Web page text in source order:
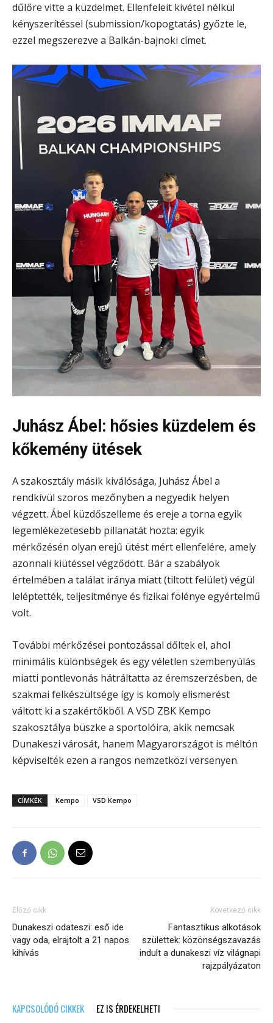
dűlőre vitte a küzdelmet. Ellenfeleit kivétel nélkül
kényszerítéssel (submission/kopogtatás) győzte le,
ezzel megszerezve a Balkán-bajnoki címet.
Juhász Ábel: hősies küzdelem és
kőkemény ütések
A szakosztály másik kiválósága, Juhász Ábel a
rendkívül szoros mezőnyben a negyedik helyen
végzett. Ábel küzdőszelleme és ereje a torna egyik
legemlékezetesebb pillanatát hozta: egyik
mérkőzésén olyan erejű ütést mért ellenfelére, amely
azonnali kiütéssel végződött. Bár a szabályok
értelmében a találat iránya miatt (tiltott felület) végül
leléptették, teljesítménye és fizikai fölénye egyértelmű
volt.
További mérkőzései pontozással dőltek el, ahol
minimális különbségek és egy véletlen szembenyúlás
miatti pontlevonás hátráltatta az éremszerzésben, de
szakmai felkészültsége így is komoly elismerést
váltott ki a szakértőkből. A VSD ZBK Kempo
szakosztálya büszke a sportolóira, akik nemcsak
Dunakeszi városát, hanem Magyarországot is méltón
képviselték ezen a rangos nemzetközi versenyen.
CÍMKÉK Kempo VSD Kempo
Előző cikk
Dunakeszi odateszi: eső ide
vagy oda, elrajtolt a 21 napos
kihívás
Következő cikk
Fantasztikus alkotások
születtek: közönségszavazás
indult a dunakeszi víz világnapi
rajzpályázaton
KAPCSOLÓDÓ CIKKEK EZ IS ÉRDEKELHETI